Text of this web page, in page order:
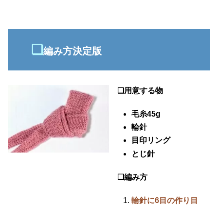
❏編み方決定版
❏用意する物
毛糸45g
輪針
目印リング
とじ針
❏編み方
輪針に6目の作り目